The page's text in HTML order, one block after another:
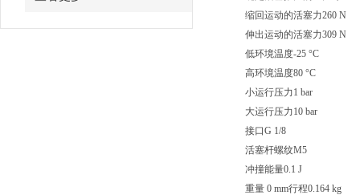
缩回运动的活塞力260 N
伸出运动的活塞力309 N
低环境温度-25 °C
高环境温度80 °C
小运行压力1 bar
大运行压力10 bar
接口G 1/8
活塞杆螺纹M5
冲撞能量0.1 J
重量 0 mm行程0.164 kg